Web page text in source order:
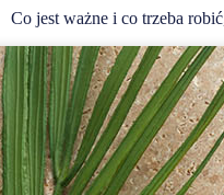
Co jest ważne i co trzeba